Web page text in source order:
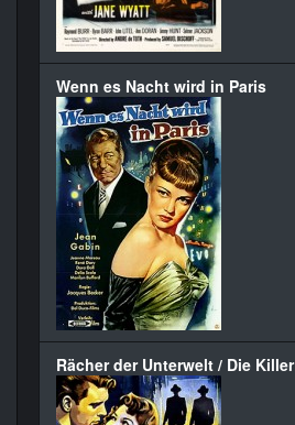
Wenn es Nacht wird in Paris
Rächer der Unterwelt / Die Killer